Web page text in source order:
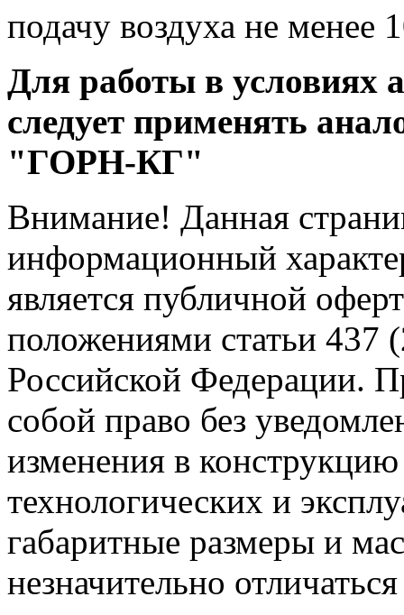
подачу воздуха не менее
Для работы в условиях
следует применять
"ГОРН-КГ"
Внимание! Данная
информационный
является публичной
положениями статьи 437
Российской Федерации.
собой право без
изменения в
технологических и
габаритные размеры и
незначительно